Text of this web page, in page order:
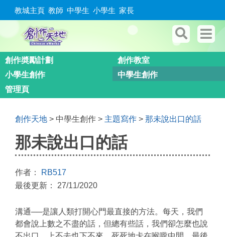
教城主頁 教師 中學生 小學生 家長
創作奬勵計劃
創作教室
小學生創作
中學生創作
管理頁
創作天地 > 中學生創作 > 主題寫作 > 那未說出口的話
那未說出口的話
作者：
RB517
最後更新： 27/11/2020
溝通──是讓人類打開心門最直接的方法。每天，我們
都會說上數之不盡的話，但總有些話，我們卻怎麼也說